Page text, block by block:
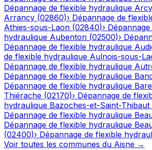
Dépannage de flexible hydraulique
Arrancy (02860)› Dépannage de
Athies-sous-Laon (02840)›
hydraulique Aubenton (02500)›
Dépannage de flexible hydraulique
de flexible hydraulique Aulnois-sous-
Dépannage de flexible hydraulique
Dépannage de flexible hydraulique
Dépannage de flexible hydraulique
Thiérache (02170)› Dépannage de
hydraulique Bazoches-et-Saint-Thibaut
Dépannage de flexible hydraulique
Dépannage de flexible hydraulique
(02400)› Dépannage de flexible
Voir toutes les communes du Aisne →